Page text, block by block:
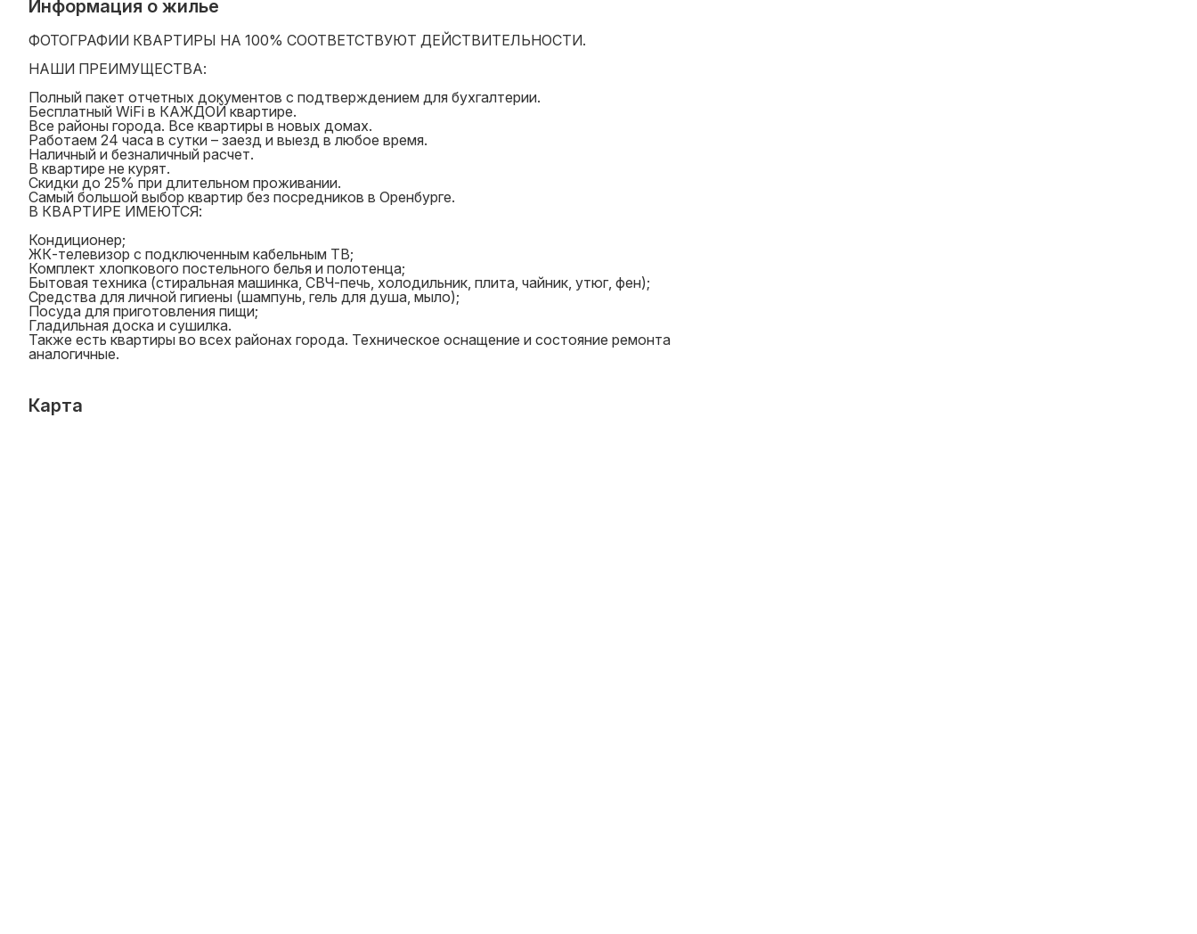
Информация о жилье
ФОТОГРАФИИ КВАРТИРЫ НА 100% СООТВЕТСТВУЮТ ДЕЙСТВИТЕЛЬНОСТИ.
НАШИ ПРЕИМУЩЕСТВА:
Полный пакет отчетных документов с подтверждением для бухгалтерии.
Бесплатный WiFi в КАЖДОЙ квартире.
Все районы города. Все квартиры в новых домах.
Работаем 24 часа в сутки – заезд и выезд в любое время.
Наличный и безналичный расчет.
В квартире не курят.
Скидки до 25% при длительном проживании.
Самый большой выбор квартир без посредников в Оренбурге.
В КВАРТИРЕ ИМЕЮТСЯ:
Кондиционер;
ЖК-телевизор с подключенным кабельным ТВ;
Комплект хлопкового постельного белья и полотенца;
Бытовая техника (стиральная машинка, СВЧ-печь, холодильник, плита, чайник, утюг, фен);
Средства для личной гигиены (шампунь, гель для душа, мыло);
Посуда для приготовления пищи;
Гладильная доска и сушилка.
Также есть квартиры во всех районах города. Техническое оснащение и состояние ремонта
аналогичные.
Карта